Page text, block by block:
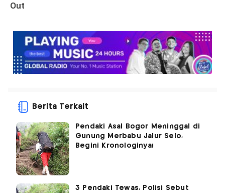
Berita Terkait
Pendaki Asal Bogor Meninggal di
Gunung Merbabu Jalur Selo,
Begini Kronologinya!
3 Pendaki Tewas, Polisi Sebut